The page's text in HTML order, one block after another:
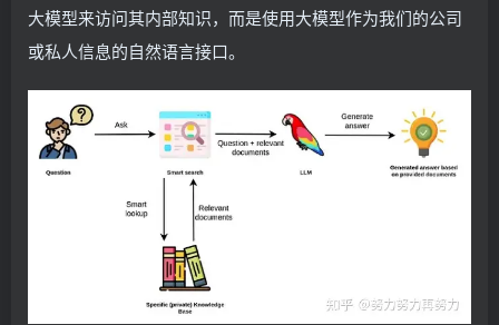
大模型来访问其内部知识，而是使用大模型作为我们的公司
或私人信息的自然语言接口。